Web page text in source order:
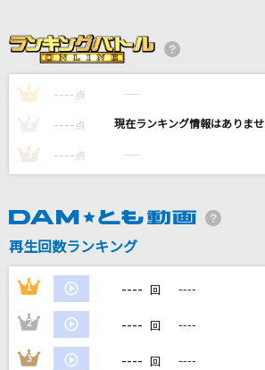
夜半の雨
野村美菜
DAYS of DASH
鈴木このみ
[生音]歌うたいのバラッド
気づけよBaby
THE ORAL CIGARETTES
DAMの新曲・ランキングなど
1 ---- 点 ----
---- 点 ----
3 ---- 点 ----
再生回数ランキング
1 ---- 回 ----
2 ---- 回 ----
3 ---- 回 ----